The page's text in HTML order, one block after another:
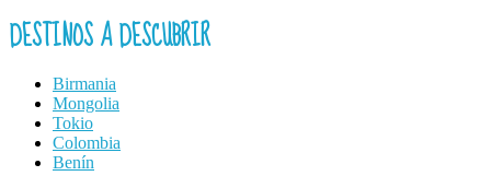
DESTINOS A DESCUBRIR
Birmania
Mongolia
Tokio
Colombia
Benín